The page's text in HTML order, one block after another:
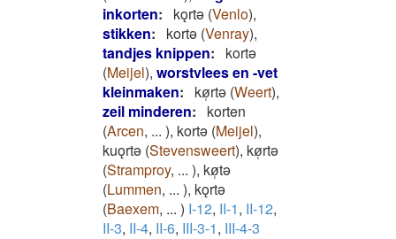
inkorten: kǫrtǝ (Venlo),
stikken: kortǝ (Venray),
tandjes knippen:
kortǝ
(Meijel), worstvlees en -vet
kleinmaken: kø̜rtǝ (Weert),
zeil minderen:
korten
(Arcen, ... ), kortǝ (Meijel),
kuǫrtǝ (Stevensweert), kø̜rtǝ
(Stramproy, ... ), kø̜tǝ
(Lummen, ... ), kǫrtǝ
(Baexem, ... ) I-12, II-1, II-12,
II-3, II-4, II-6, III-3-1, III-4-3